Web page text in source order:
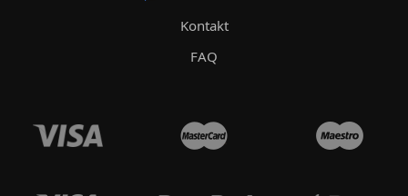
Kontakt
FAQ